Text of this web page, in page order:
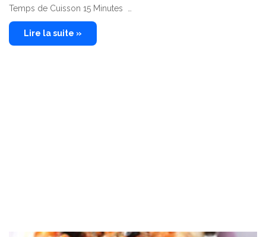
Temps de Cuisson 15 Minutes …
Lire la suite »